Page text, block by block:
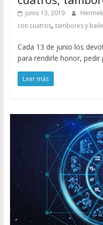
junio 13, 2019
con cuatros, tambores y baile
Cada 13 de junio los
para rendirle honor, pedir
Leer más